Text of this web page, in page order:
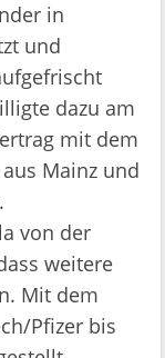
in
und
dazu am
mit dem
Mainz und
von der
weitere
Mit dem
Pfizer bis